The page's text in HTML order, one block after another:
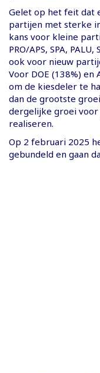
Gelet op het feit dat
partijen met sterke
kans voor kleine
PRO/APS, SPA,
ook voor nieuw
Voor DOE (138%)
om de kiesdeler te
dan de grootste
dergelijke groei
realiseren.
Op 2 februari 2025
gebundeld en gaan